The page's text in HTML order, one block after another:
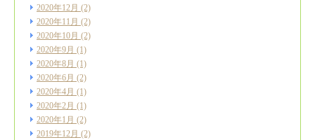
2020年12月 (2)
2020年11月 (2)
2020年10月 (2)
2020年9月 (1)
2020年8月 (1)
2020年6月 (2)
2020年4月 (1)
2020年2月 (1)
2020年1月 (2)
2019年12月 (2)